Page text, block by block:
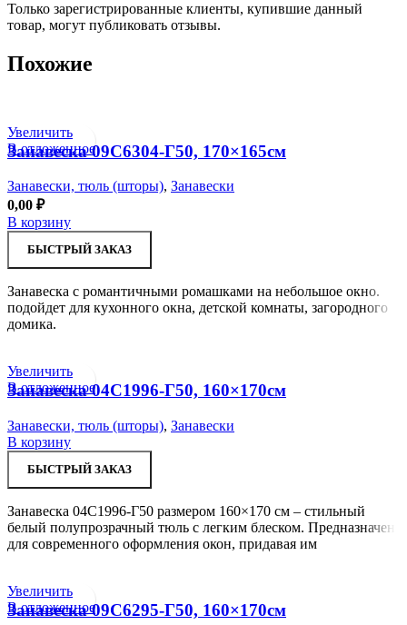
Только зарегистрированные клиенты, купившие данный
товар, могут публиковать отзывы.
Похожие
Увеличить
В отложенное
Занавеска 09С6304-Г50, 170×165см
Занавески, тюль (шторы), Занавески
0,00 ₽
В корзину
БЫСТРЫЙ ЗАКАЗ
Занавеска с романтичными ромашками на небольшое окно.
подойдет для кухонного окна, детской комнаты, загородного
домика.
Увеличить
В отложенное
Занавеска 04С1996-Г50, 160×170см
Занавески, тюль (шторы), Занавески
В корзину
БЫСТРЫЙ ЗАКАЗ
Занавеска 04С1996-Г50 размером 160×170 см – стильный
белый полупрозрачный тюль с легким блеском. Предназначен
для современного оформления окон, придавая им
Увеличить
В отложенное
Занавеска 09С6295-Г50, 160×170см